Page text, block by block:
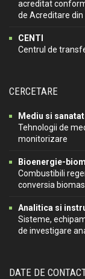
acreditat
de Acreditare din
CENTI
Centrul de
CERCETARE
Mediu si
Tehnologii de
monitorizare
Bioenergie-
Combustibili
conversia
Analitica si
Sisteme,
de investigare
DATE DE